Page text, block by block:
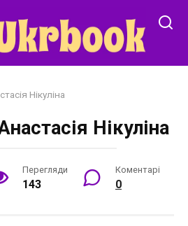
Нікуліна
Нікуліна
Перегляди
143
Коментарі
0